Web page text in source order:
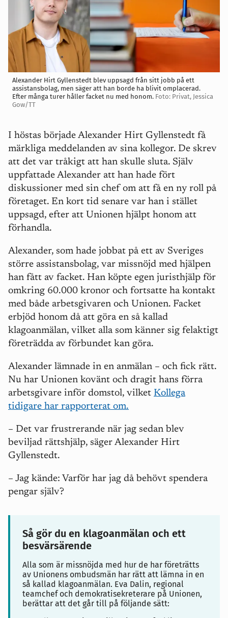
Alexander Hirt Gyllenstedt blev uppsagd från sitt jobb på ett
assistansbolag, men säger att han borde ha blivit omplacerad.
Efter många turer håller facket nu med honom. Foto: Privat, Jessica
Gow/TT
I höstas började Alexander Hirt Gyllenstedt få
märkliga meddelanden av sina kollegor. De skrev
att det var tråkigt att han skulle sluta. Själv
uppfattade Alexander att han hade fört
diskussioner med sin chef om att få en ny roll på
företaget. En kort tid senare var han i stället
uppsagd, efter att Unionen hjälpt honom att
förhandla.
Alexander, som hade jobbat på ett av Sveriges
större assistansbolag, var missnöjd med hjälpen
han fått av facket. Han köpte egen juristhjälp för
omkring 60.000 kronor och fortsatte ha kontakt
med både arbetsgivaren och Unionen. Facket
erbjöd honom då att göra en så kallad
klagoanmälan, vilket alla som känner sig felaktigt
företrädda av förbundet kan göra.
Alexander lämnade in en anmälan – och fick rätt.
Nu har Unionen kovänt och dragit hans förra
arbetsgivare inför domstol, vilket Kollega
tidigare har rapporterat om.
– Det var frustrerande när jag sedan blev
beviljad rättshjälp, säger Alexander Hirt
Gyllenstedt.
– Jag kände: Varför har jag då behövt spendera
pengar själv?
Så gör du en klagoanmälan och ett
besvärsärende
Alla som är missnöjda med hur de har företrätts
av Unionens ombudsmän har rätt att lämna in en
så kallad klagoanmälan. Eva Dalin, regional
teamchef och demokratisekreterare på Unionen,
berättar att det går till på följande sätt: